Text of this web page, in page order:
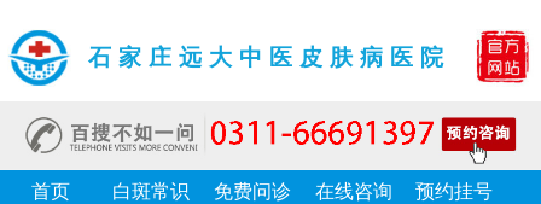
石家庄远大中医皮肤病医院
首页 白斑常识 免费问诊 在线咨询 预约挂号